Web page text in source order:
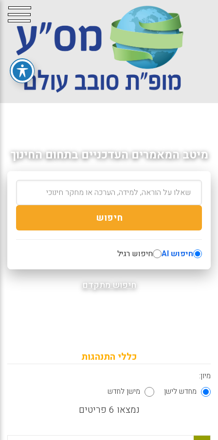
מיטב המאמרים העדכניים בתחום החינוך
חיפוש
חיפוש AI חיפוש רגיל
חיפוש מתקדם
כללי התנהגות
מיון:
מחדש לישן
מישן לחדש
נמצאו 6 פריטים